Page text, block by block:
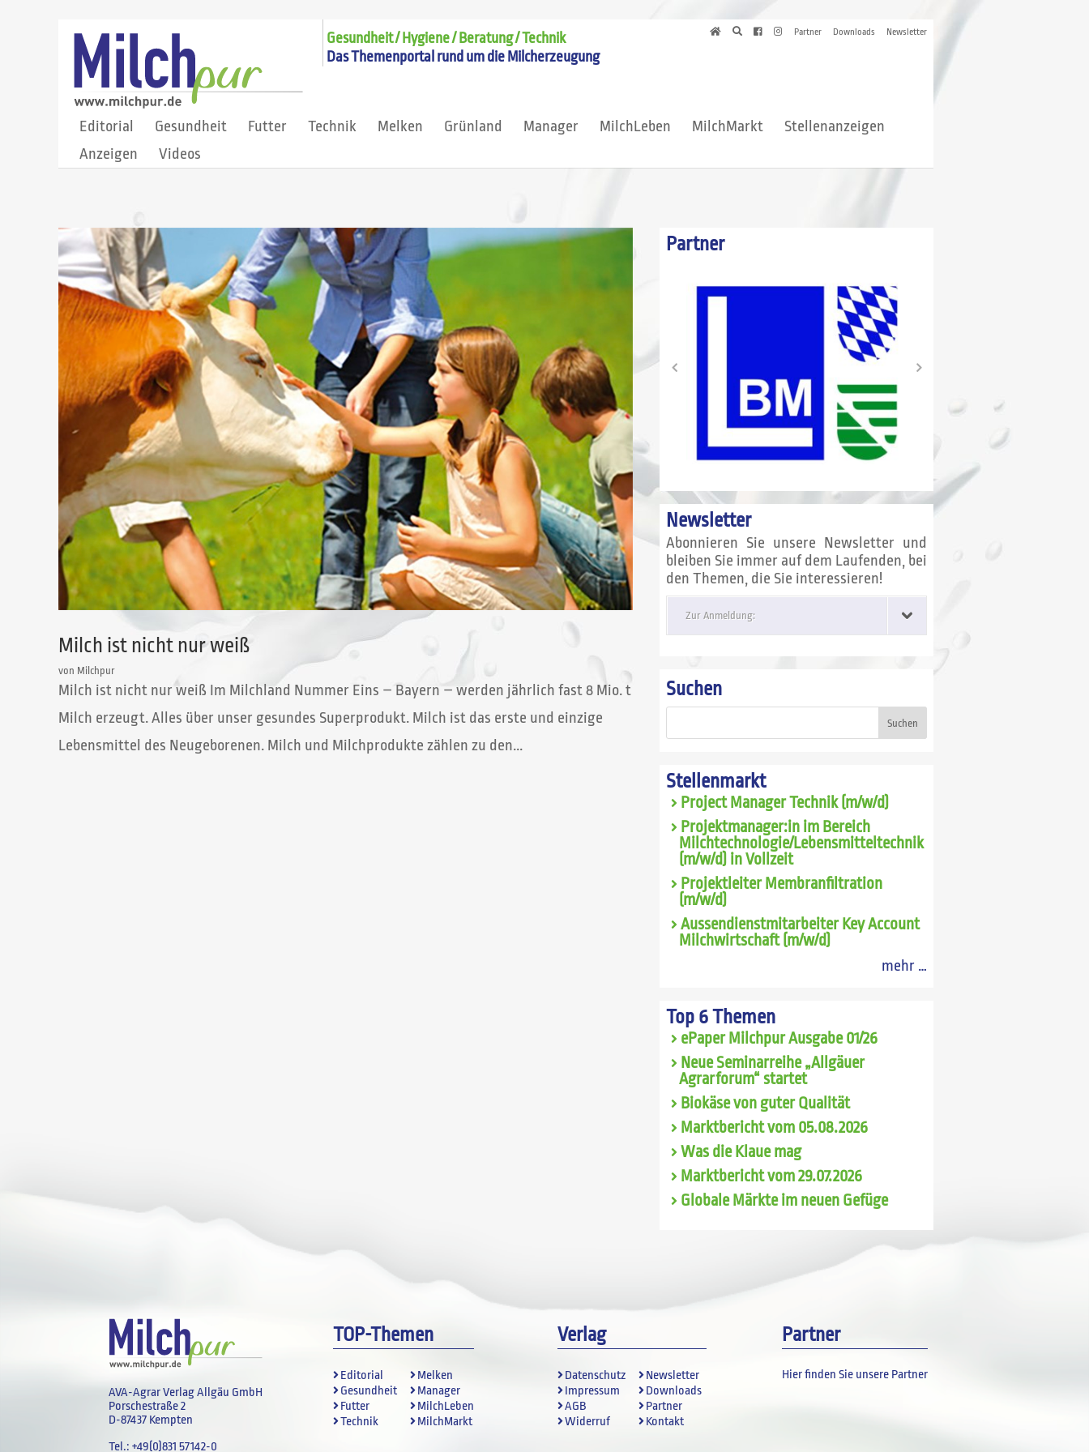
Partner Downloads Newsletter
Gesundheit / Hygiene / Beratung / Technik
Das Themenportal rund um die Milcherzeugung
Editorial Gesundheit Futter Technik Melken Grünland Manager MilchLeben MilchMarkt
Stellenanzeigen
Anzeigen
Videos
Milch ist nicht nur weiß
von Milchpur
Milch ist nicht nur weiß Im Milchland Nummer Eins – Bayern – werden jährlich fast 8 Mio. t
Milch erzeugt. Alles über unser gesundes Superprodukt. Milch ist das erste und einzige
Lebensmittel des Neugeborenen. Milch und Milchprodukte zählen zu den...
Partner
Newsletter
Abonnieren Sie unsere Newsletter und
bleiben Sie immer auf dem Laufenden, bei
den Themen, die Sie interessieren!
Zur Anmeldung:
Suchen
Suchen
Stellenmarkt
Project Manager Technik (m/w/d)
Projektmanager:in im Bereich
Milchtechnologie/Lebensmitteltechnik
(m/w/d) in Vollzeit
Projektleiter Membranfiltration
(m/w/d)
Aussendienstmitarbeiter Key Account
Milchwirtschaft (m/w/d)
mehr …
Top 6 Themen
ePaper Milchpur Ausgabe 01/26
Neue Seminarreihe „Allgäuer
Agrarforum“ startet
Biokäse von guter Qualität
Marktbericht vom 05.08.2026
Was die Klaue mag
Marktbericht vom 29.07.2026
Globale Märkte im neuen Gefüge
AVA-Agrar Verlag Allgäu GmbH
Porschestraße 2
D-87437 Kempten
Tel.:+49(0)831 57142-0
TOP-Themen
Editorial
Gesundheit
Futter
Technik
Melken
Manager
MilchLeben
MilchMarkt
Verlag
Datenschutz
Impressum
AGB
Widerruf
Newsletter
Downloads
Partner
Kontakt
Partner
Hier finden Sie unsere Partner